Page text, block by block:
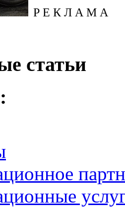
Р Е К Л А М А
статьи